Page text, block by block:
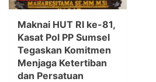
Maknai HUT RI ke-81,
Kasat Pol PP Sumsel
Tegaskan Komitmen
Menjaga Ketertiban
dan Persatuan